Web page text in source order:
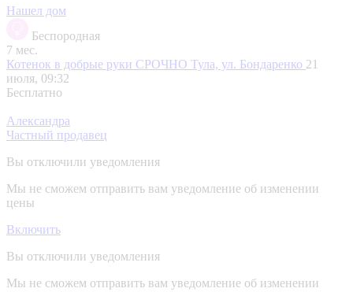
Нашел дом
Беспородная
7 мес.
Котенок в добрые руки СРОЧНО Тула, ул. Бондаренко 21
июля, 09:32
Бесплатно
Александра
Частный продавец
Вы отключили уведомления
Мы не сможем отправить вам уведомление об изменении
цены
Включить
Вы отключили уведомления
Мы не сможем отправить вам уведомление об изменении